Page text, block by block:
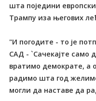
шта поједини
Трампу иза његових
"И погодите - то је
САД - `Сачекајте само
вратимо демократе, а
радимо шта год
могли да наставе да